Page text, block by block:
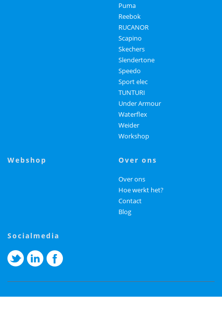
Puma
Reebok
RUCANOR
Scapino
Skechers
Slendertone
Speedo
Sport elec
TUNTURI
Under Armour
Waterflex
Weider
Workshop
webshop over ons
Over ons
Hoe werkt het?
Contact
Blog
socialmedia